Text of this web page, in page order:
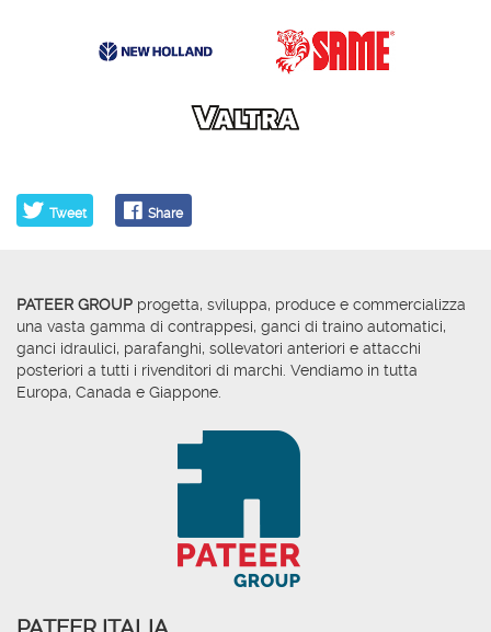
Tweet Share
PATEER GROUP progetta, sviluppa, produce e commercializza
una vasta gamma di contrappesi, ganci di traino automatici,
ganci idraulici, parafanghi, sollevatori anteriori e attacchi
posteriori a tutti i rivenditori di marchi. Vendiamo in tutta
Europa, Canada e Giappone.